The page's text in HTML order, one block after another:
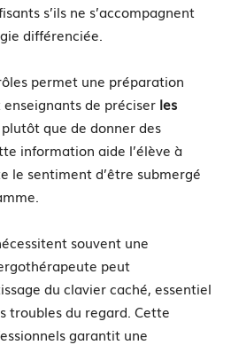
s’ils ne s’accompagnent
différenciée.
permet une préparation
de préciser les
plutôt que de donner des
information aide l’élève à
le sentiment d’être submergé
souvent une
peut
du clavier caché, essentiel
troubles du regard. Cette
garantit une